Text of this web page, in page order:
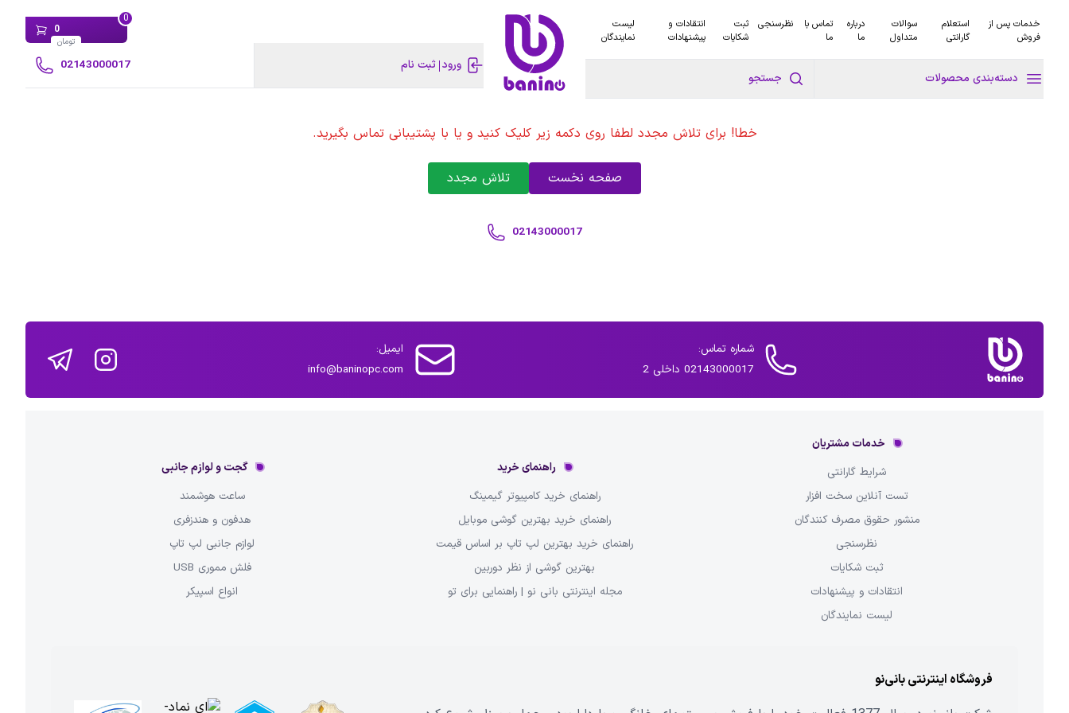
خدمات پس از
فروش
استعلام
گارانتی
سوالات
متداول
درباره
ما
تماس با
ما
نظرسنجی
ثبت
شکایات
انتقادات و
پیشنهادات
لیست
نمایندگان
دسته‌بندی محصولات جستجو
0
0
تومان
ورود ثبت نام 02143000017
خطا! برای تلاش مجدد لطفا روی دکمه زیر کلیک کنید و یا با پشتیبانی تماس بگیرید.
صفحه نخست تلاش مجدد
02143000017
شماره تماس:
02143000017 داخلی 2
ایمیل:
info@baninopc.com
خدمات مشتریان
شرایط گارانتی
تست آنلاین سخت افزار
منشور حقوق مصرف کنندگان
نظرسنجی
ثبت شکایات
انتقادات و پیشنهادات
لیست نمایندگان
راهنمای خرید
راهنمای خرید کامپیوتر گیمینگ
راهنمای خرید بهترین گوشی موبایل
راهنمای خرید بهترین لپ تاپ بر اساس قیمت
بهترین گوشی از نظر دوربین
مجله اینترنتی بانی نو | راهنمایی برای تو
گجت و لوازم جانبی
ساعت هوشمند
هدفون و هندزفری
لوازم جانبی لپ تاپ
فلش مموری USB
انواع اسپیکر
فروشگاه اینترنتی بانی‌نو